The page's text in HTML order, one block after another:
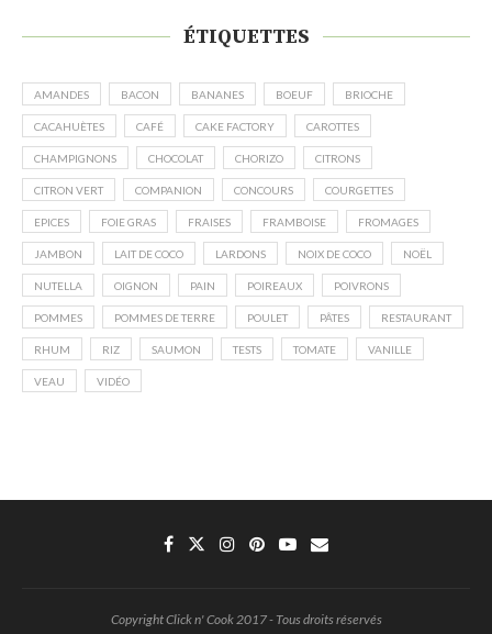
ÉTIQUETTES
AMANDES BACON BANANES BOEUF BRIOCHE
CACAHUÈTES CAFÉ CAKE FACTORY CAROTTES
CHAMPIGNONS CHOCOLAT CHORIZO CITRONS
CITRON VERT COMPANION CONCOURS COURGETTES
EPICES FOIE GRAS FRAISES FRAMBOISE FROMAGES
JAMBON LAIT DE COCO LARDONS NOIX DE COCO NOËL
NUTELLA OIGNON PAIN POIREAUX POIVRONS
POMMES POMMES DE TERRE POULET PÂTES RESTAURANT
RHUM RIZ SAUMON TESTS TOMATE VANILLE
VEAU VIDÉO
Copyright Click n' Cook 2017 - Tous droits réservés